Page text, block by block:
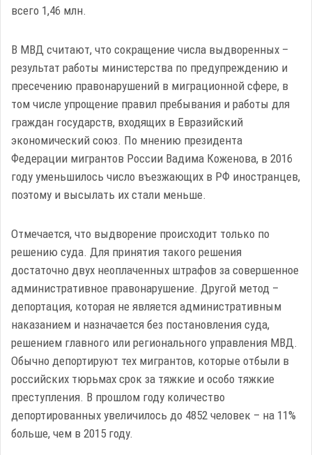
всего 1,46 млн.
В МВД считают, что сокращение числа выдворенных –
результат работы министерства по предупреждению и
пресечению правонарушений в миграционной сфере, в
том числе упрощение правил пребывания и работы для
граждан государств, входящих в Евразийский
экономический союз. По мнению президента
Федерации мигрантов России Вадима Коженова, в 2016
году уменьшилось число въезжающих в РФ иностранцев,
поэтому и высылать их стали меньше.
Отмечается, что выдворение происходит только по
решению суда. Для принятия такого решения
достаточно двух неоплаченных штрафов за совершенное
административное правонарушение. Другой метод –
депортация, которая не является административным
наказанием и назначается без постановления суда,
решением главного или регионального управления МВД.
Обычно депортируют тех мигрантов, которые отбыли в
российских тюрьмах срок за тяжкие и особо тяжкие
преступления. В прошлом году количество
депортированных увеличилось до 4852 человек – на 11%
больше, чем в 2015 году.